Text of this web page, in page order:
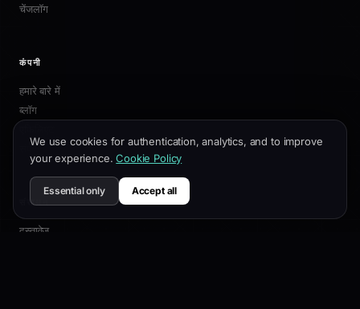
चेंजलॉग
कंपनी
हमारे बारे में
ब्लॉग
संपर्क
संसाधन
दस्तावेज़
We use cookies for authentication, analytics, and to improve
your experience. Cookie Policy
Essential only Accept all